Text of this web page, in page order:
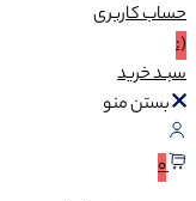
حسابکاربری
(:
سبـدخرید
بستن منو
0